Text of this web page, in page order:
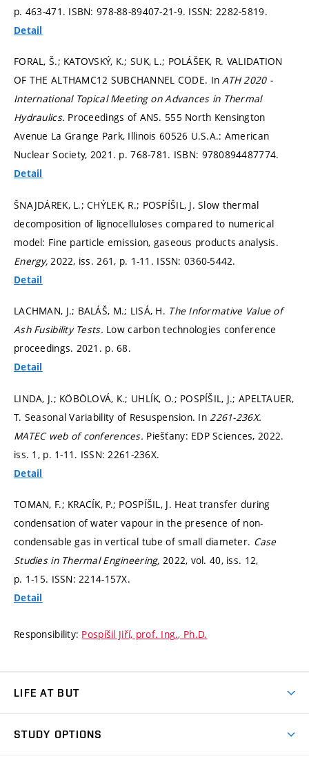
p. 463-471. ISBN: 978-88-89407-21-9. ISSN: 2282-5819.
Detail
FORAL, Š.; KATOVSKÝ, K.; SUK, L.; POLÁŠEK, R. VALIDATION
OF THE ALTHAMC12 SUBCHANNEL CODE. InATH 2020 -
International Topical Meeting on Advances in Thermal
Hydraulics. Proceedings of ANS. 555 North Kensington
Avenue La Grange Park, Illinois 60526 U.S.A.: American
Nuclear Society, 2021. p. 768-781. ISBN: 9780894487774.
Detail
ŠNAJDÁREK, L.; CHÝLEK, R.; POSPÍŠIL, J. Slow thermal
decomposition of lignocelluloses compared to numerical
model: Fine particle emission, gaseous products analysis.
Energy, 2022, iss. 261, p. 1-11. ISSN: 0360-5442.
Detail
LACHMAN, J.; BALÁŠ, M.; LISÁ, H. The Informative Value of
Ash Fusibility Tests. Low carbon technologies conference
proceedings. 2021. p. 68.
Detail
LINDA, J.; KÖBÖLOVÁ, K.; UHLÍK, O.; POSPÍŠIL, J.; APELTAUER,
T. Seasonal Variability of Resuspension. In 2261-236X.
MATEC web of conferences. Piešťany: EDP Sciences, 2022.
iss. 1, p. 1-11. ISSN: 2261-236X.
Detail
TOMAN, F.; KRACÍK, P.; POSPÍŠIL, J. Heat transfer during
condensation of water vapour in the presence of non-
condensable gas in vertical tube of small diameter. Case
Studies in Thermal Engineering, 2022, vol. 40, iss. 12,
p. 1-15. ISSN: 2214-157X.
Detail
Responsibility: Pospíšil Jiří, prof. Ing., Ph.D.
LIFE AT BUT
STUDY OPTIONS